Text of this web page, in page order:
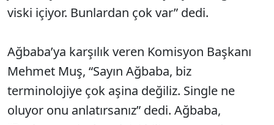
viski içiyor. Bunlardan çok var” dedi.
Ağbaba’ya karşılık veren Komisyon Başkanı
Mehmet Muş, “Sayın Ağbaba, biz
terminolojiye çok aşina değiliz. Single ne
oluyor onu anlatırsanız” dedi. Ağbaba,